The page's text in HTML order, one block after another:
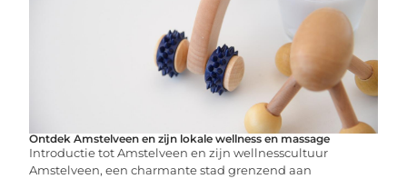
Ontdek Amstelveen en zijn lokale wellness en massage
Introductie tot Amstelveen en zijn wellnesscultuur
Amstelveen, een charmante stad grenzend aan